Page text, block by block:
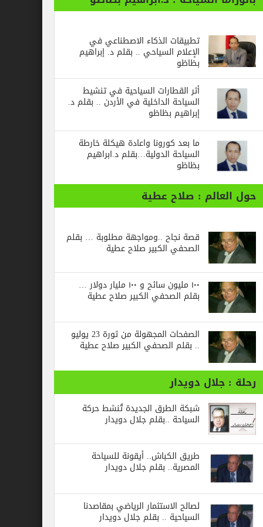
تطبيقات الذكاء الاصطناعي في
الإعلام السياحي .. بقلم د. إبراهيم
بظاظو
أثر القطارات السياحية في تنشيط
السياحة الداخلية في الأردن .. بقلم د.
إبراهيم بظاظو
ما بعد كورونا واعادة هيكلة خارطة
السياحة الدولية…بقلم د.ابراهيم
بظاظو
: صلاح عطية
قصة نجاح ..ومواجهة مطلوبة … بقلم
الصحفي الكبير صلاح عطية
١٠٠ مليون سائح و ١٠٠ مليار دولار …
بقلم الصحفي الكبير صلاح عطية
الصفحات المجهولة من ثورة 23 يوليو
.. بقلم الصحفي الكبير صلاح عطية
دويدار
شبكة الطرق الجديدة تُنشط حركة
السياحة ..بقلم جلال دويدار
طريق الكباش.. أيقونة للسياحة
المصرية.. بقلم جلال دويدار
لصالح الاستثمار الرياضي بمقاصدنا
السياحية .. بقلم جلال دويدار